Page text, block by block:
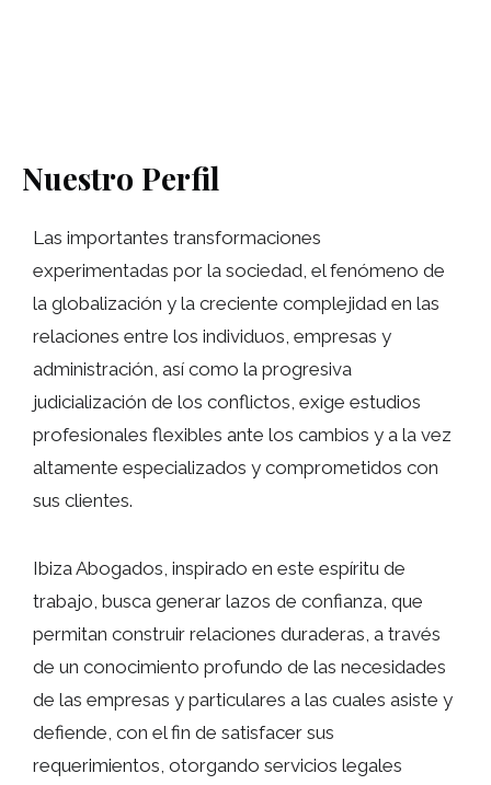
Nuestro Perfil
Las importantes transformaciones
experimentadas por la sociedad, el fenómeno de
la globalización y la creciente complejidad en las
relaciones entre los individuos, empresas y
administración, así como la progresiva
judicialización de los conflictos, exige estudios
profesionales flexibles ante los cambios y a la vez
altamente especializados y comprometidos con
sus clientes.
Ibiza Abogados, inspirado en este espíritu de
trabajo, busca generar lazos de confianza, que
permitan construir relaciones duraderas, a través
de un conocimiento profundo de las necesidades
de las empresas y particulares a las cuales asiste y
defiende, con el fin de satisfacer sus
requerimientos, otorgando servicios legales